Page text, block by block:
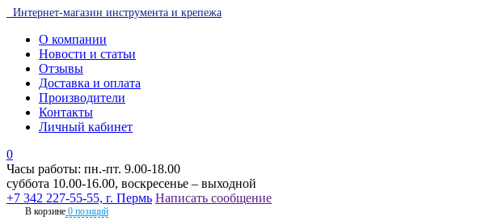
Интернет-магазин инструмента и крепежа
О компании
Новости и статьи
Отзывы
Доставка и оплата
Производители
Контакты
Личный кабинет
0
Часы работы: пн.-пт. 9.00-18.00
суббота 10.00-16.00, воскресенье – выходной
+7 342 227-55-55, г. Пермь Написать сообщение
В корзине 0 позиций